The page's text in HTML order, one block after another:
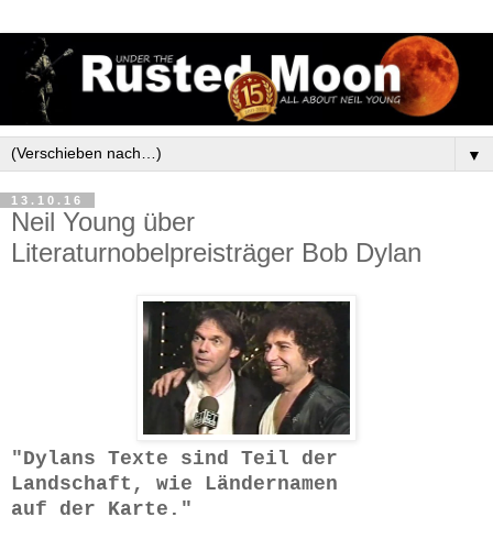
▼
13.10.16
Neil Young über
Literaturnobelpreisträger Bob Dylan
"Dylans Texte sind Teil der
Landschaft, wie Ländernamen
auf der Karte."